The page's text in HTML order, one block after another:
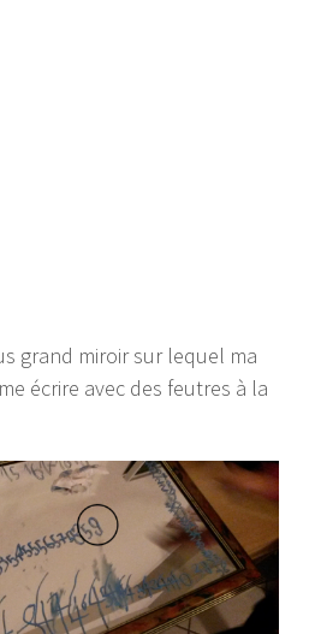
grand miroir sur lequel ma
écrire avec des feutres à la